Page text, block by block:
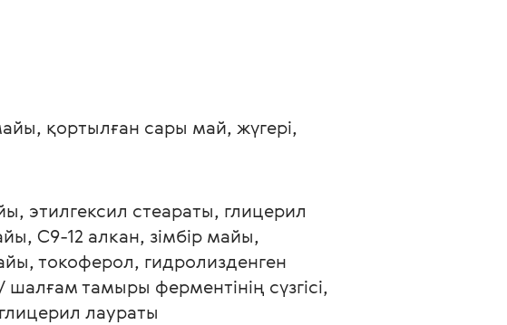
қортылған сары май, жүгері,
этилгексил стеараты, глицерил
С9-12 алкан, зімбір майы,
токоферол, гидролизденген
тамыры ферментінің сүзгісі,
лаураты